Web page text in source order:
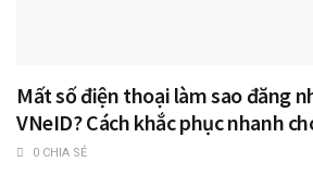
Mất số điện thoại làm sao đăng
VNeID? Cách khắc phục nhanh
0 CHIA SẺ